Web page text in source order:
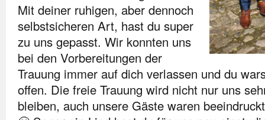
Mit deiner ruhigen, aber dennoch
selbstsicheren Art, hast du super
zu uns gepasst. Wir konnten uns
bei den Vorbereitungen der
Trauung immer auf dich verlassen und du
offen. Die freie Trauung wird nicht nur uns
bleiben, auch unsere Gäste waren